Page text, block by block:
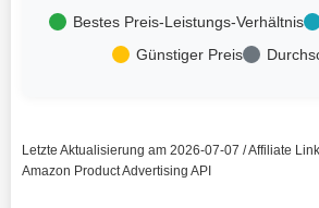
Bestes Preis-Leistungs-Verhältnis
Günstiger Preis
Letzte Aktualisierung am 2026-07-07 / Affiliate
Amazon Product Advertising API